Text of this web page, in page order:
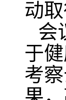
动
会
于
考